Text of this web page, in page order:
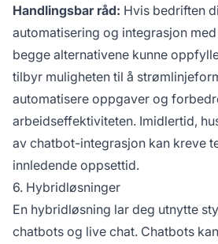
Handlingsbar råd: Hvis bedriften
automatisering og integrasjon
begge alternativene kunne
tilbyr muligheten til å
automatisere oppgaver og
arbeidseffektiviteten. Imidlertid,
av chatbot-integrasjon kan kreve
innledende oppsettid.
6. Hybridløsninger
En hybridløsning lar deg utnytte
chatbots og live chat. Chatbots